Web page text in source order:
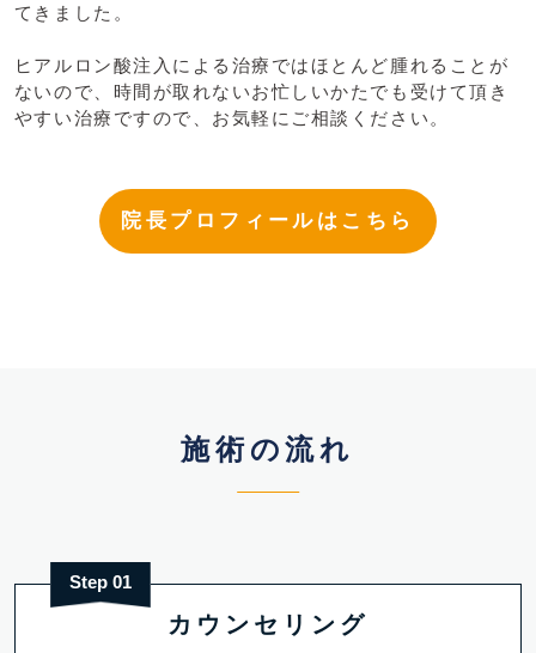
てきました。
ヒアルロン酸注入による治療ではほとんど腫れることが
ないので、時間が取れないお忙しいかたでも受けて頂き
やすい治療ですので、お気軽にご相談ください。
院長プロフィールはこちら
施術の流れ
Step 01
カウンセリング